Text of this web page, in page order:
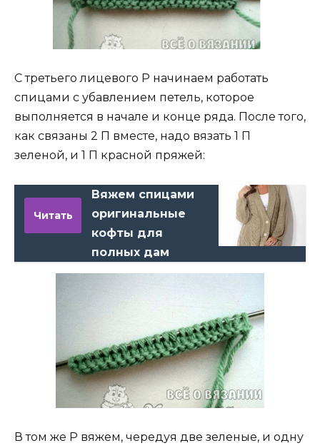
С третьего лицевого Р начинаем работать
спицами с убавлением петель, которое
выполняется в начале и конце ряда. После того,
как связаны 2 П вместе, надо вязать 1 П
зеленой, и 1 П красной пряжей:
Читать
Вяжем спицами
оригинальные
кофты для
полных дам
В том же Р вяжем, чередуя две зеленые, и одну